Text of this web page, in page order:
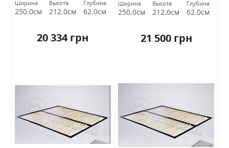
Ширина
250.0см
Высота
212.0см
Глубина
62.0см
20 334 грн
Ширина
250.0см
Высота
212.0см
Глубина
62.0см
21 500 грн